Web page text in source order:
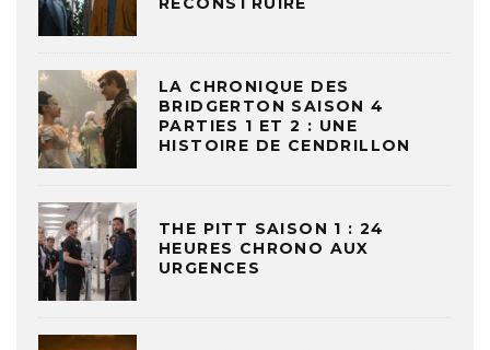
LA CHRONIQUE DES
BRIDGERTON SAISON 4
PARTIES 1 ET 2 : UNE
HISTOIRE DE CENDRILLON
THE PITT SAISON 1 : 24
HEURES CHRONO AUX
URGENCES